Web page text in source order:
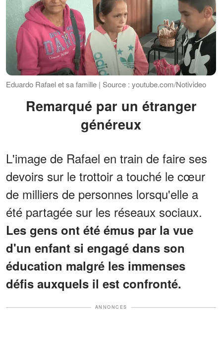
Eduardo Rafael et sa famille | Source : youtube.com/Notivideo
Remarqué par un étranger
généreux
L'image de Rafael en train de faire ses
devoirs sur le trottoir a touché le cœur
de milliers de personnes lorsqu'elle a
été partagée sur les réseaux sociaux.
Les gens ont été émus par la vue
d'un enfant si engagé dans son
éducation malgré les immenses
défis auxquels il est confronté.
ANNONCES